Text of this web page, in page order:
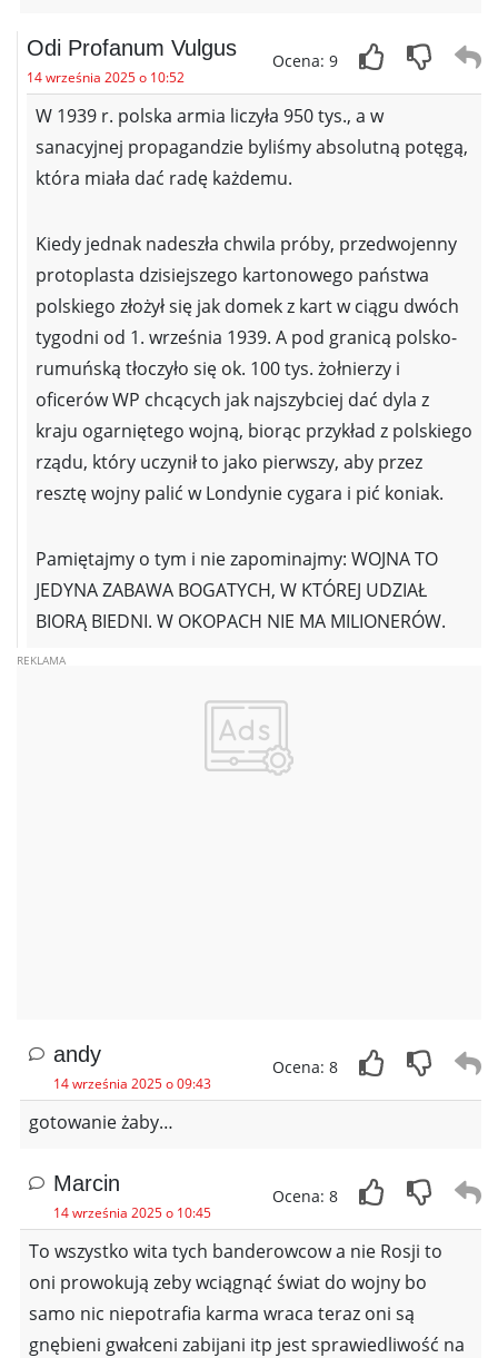
Odi Profanum Vulgus
14 września 2025 o 10:52
Ocena: 9
W 1939 r. polska armia liczyła 950 tys., a w
sanacyjnej propagandzie byliśmy absolutną potęgą,
która miała dać radę każdemu.
Kiedy jednak nadeszła chwila próby, przedwojenny
protoplasta dzisiejszego kartonowego państwa
polskiego złożył się jak domek z kart w ciągu dwóch
tygodni od 1. września 1939. A pod granicą polsko-
rumuńską tłoczyło się ok. 100 tys. żołnierzy i
oficerów WP chcących jak najszybciej dać dyla z
kraju ogarniętego wojną, biorąc przykład z polskiego
rządu, który uczynił to jako pierwszy, aby przez
resztę wojny palić w Londynie cygara i pić koniak.
Pamiętajmy o tym i nie zapominajmy: WOJNA TO
JEDYNA ZABAWA BOGATYCH, W KTÓREJ UDZIAŁ
BIORĄ BIEDNI. W OKOPACH NIE MA MILIONERÓW.
andy
14 września 2025 o 09:43
Ocena: 8
gotowanie żaby…
Marcin
14 września 2025 o 10:45
Ocena: 8
To wszystko wita tych banderowcow a nie Rosji to
oni prowokują zeby wciągnąć świat do wojny bo
samo nic niepotrafia karma wraca teraz oni są
gnębieni gwałceni zabijani itp jest sprawiedliwość na